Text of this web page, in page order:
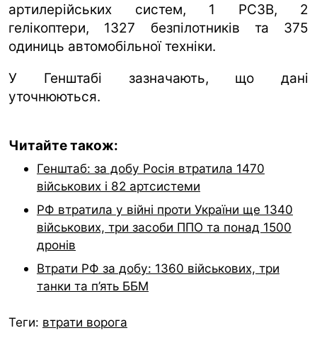
артилерійських систем, 1 РСЗВ, 2
гелікоптери, 1327 безпілотників та 375
одиниць автомобільної техніки.
У Генштабі зазначають, що дані
уточнюються.
Читайте також:
Генштаб: за добу Росія втратила 1470
військових і 82 артсистеми
РФ втратила у війні проти України ще 1340
військових, три засоби ППО та понад 1500
дронів
Втрати РФ за добу: 1360 військових, три
танки та п’ять ББМ
Теги: втрати ворога